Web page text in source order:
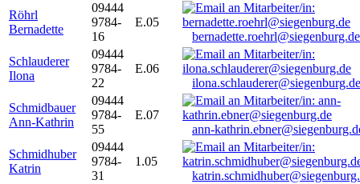
Röhrl
Bernadette
09444
9784-
16
E.05
bernadette.roehrl@siegenburg.de
Schlauderer
Ilona
09444
9784-
22
E.06
ilona.schlauderer@siegenburg.de
Schmidbauer
Ann-Kathrin
09444
9784-
55
E.07
ann-
Schmidhuber
Katrin
09444
9784-
31
1.05